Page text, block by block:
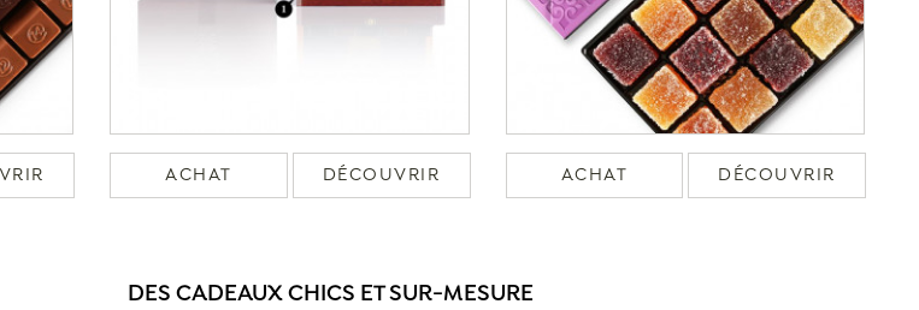
ACHAT DÉCOUVRIR ACHAT DÉCOUVRIR
DES CADEAUX CHICS ET SUR-MESURE